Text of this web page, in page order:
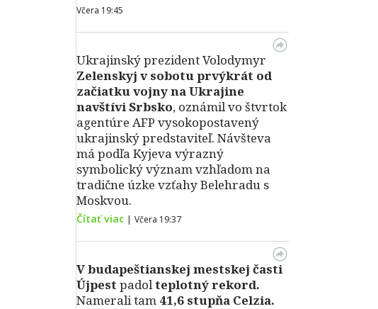
Včera 19:45
Ukrajinský prezident Volodymyr
Zelenskyj v sobotu prvýkrát od
začiatku vojny na Ukrajine
navštívi Srbsko, oznámil vo štvrtok
agentúre AFP vysokopostavený
ukrajinský predstaviteľ. Návšteva
má podľa Kyjeva výrazný
symbolický význam vzhľadom na
tradične úzke vzťahy Belehradu s
Moskvou.
Čítať viac | Včera 19:37
Vbudapeštianskej mestskej časti
Újpestpadolteplotný rekord.
Namerali tam 41,6 stupňa Celzia.